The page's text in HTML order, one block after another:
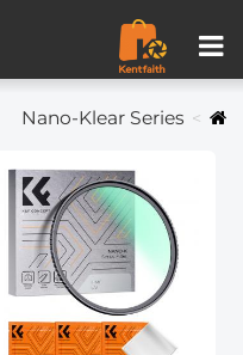
Nano-Klear Series